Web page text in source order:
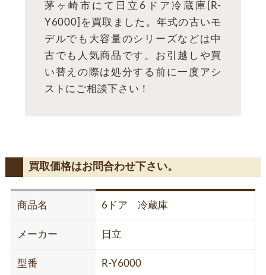
茅ヶ崎市にて日立6ドア冷蔵庫[R-
Y6000]を買取ました。年式の古いモ
デルでも大容量のシリーズなどは中
古でも人気商品です。お引越しや買
い替えの際は処分する前に一度アシ
ストにご相談下さい！
買取価格はお問合わせ下さい。
商品名 6ドア 冷蔵庫
メーカー 日立
型番 R-Y6000